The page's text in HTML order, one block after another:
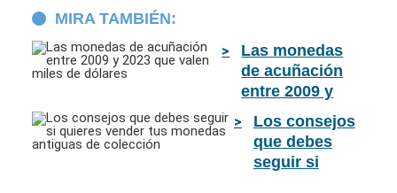
MIRA TAMBIÉN:
Las monedas
de acuñación
entre 2009 y
2023 que valen
miles de
dólares
Los consejos
que debes
seguir si